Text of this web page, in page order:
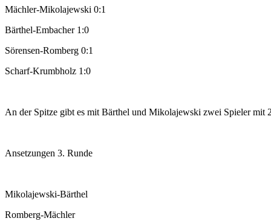
Mächler-Mikolajewski 0:1
Bärthel-Embacher 1:0
Sörensen-Romberg 0:1
Scharf-Krumbholz 1:0
An der Spitze gibt es mit Bärthel und Mikolajewski zwei Spieler mit
Ansetzungen 3. Runde
Mikolajewski-Bärthel
Romberg-Mächler